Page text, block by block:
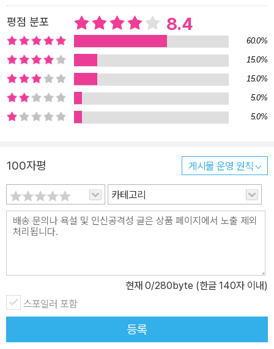
평점 분포 8.4
60.0%
15.0%
15.0%
5.0%
5.0%
100자평 게시물 운영 원칙
카테고리
현재 0/280byte (한글 140자 이내)
스포일러 포함
등록